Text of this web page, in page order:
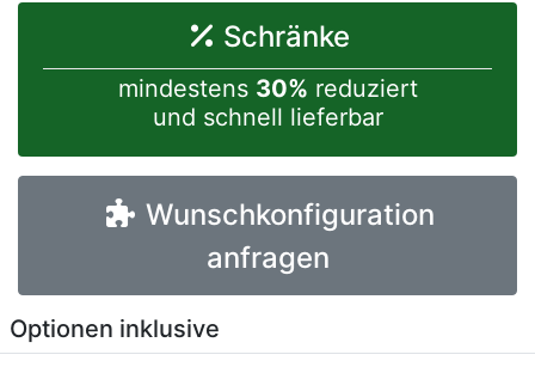
Schränke
mindestens 30% reduziert
und schnell lieferbar
Wunschkonfiguration
anfragen
Optionen inklusive